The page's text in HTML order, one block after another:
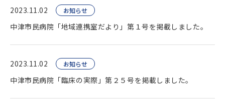
2023.11.02 お知らせ
中津市民病院「地域連携室だより」第１号を掲載しました。
2023.11.02 お知らせ
中津市民病院「臨床の実際」第２５号を掲載しました。